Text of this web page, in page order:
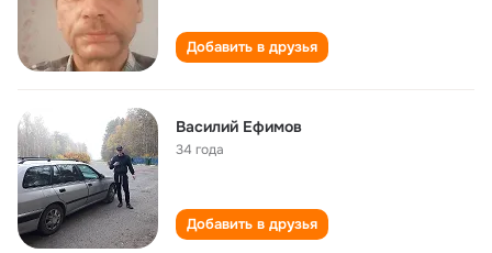
Добавить в друзья
Василий Ефимов
34 года
Добавить в друзья